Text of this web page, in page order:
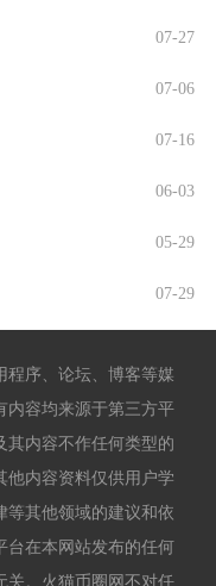
07-27
07-06
07-16
06-03
05-29
07-29
程序、论坛、博客等媒
内容均来源于第三方平
其内容不作任何类型的
他内容资料仅供用户学
等其他领域的建议和依
台在本网站发布的任何
关。火猫币圈网不对任